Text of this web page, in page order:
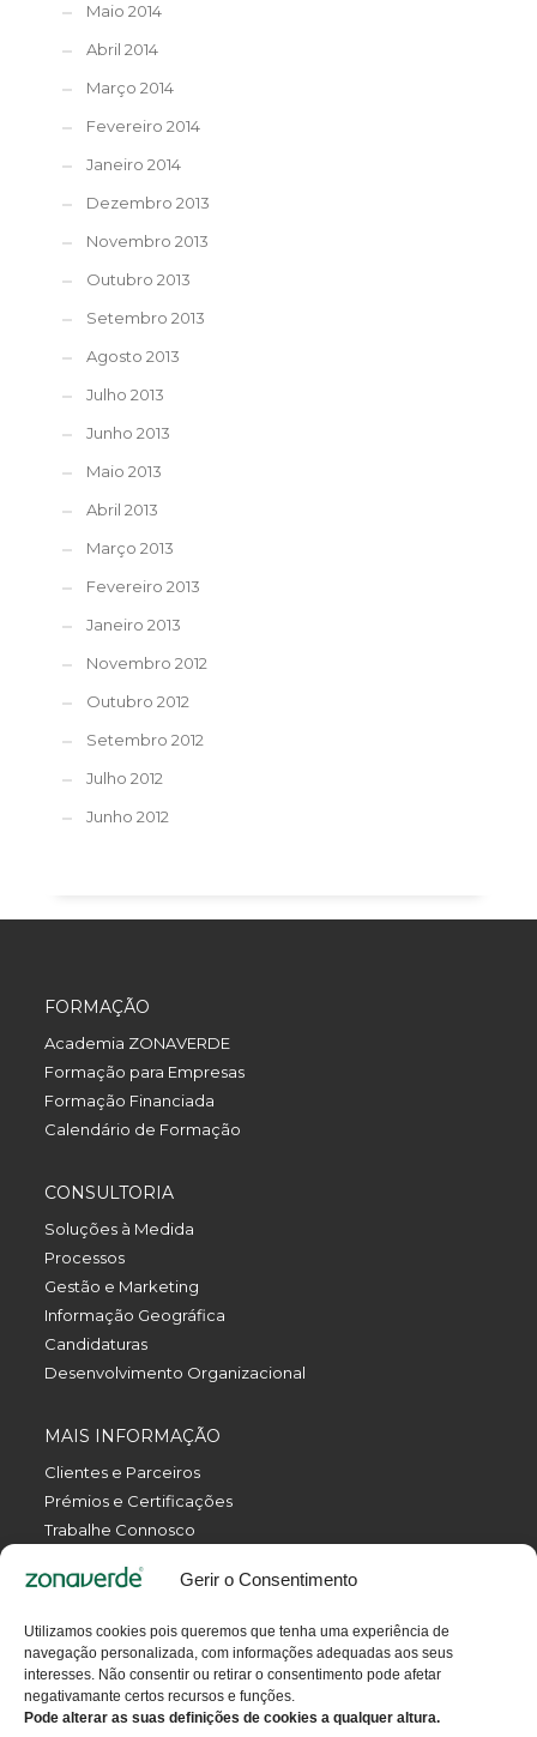
Gerir o Consentimento
Utilizamos cookies pois queremos que tenha uma experiência de
navegação personalizada, com informações adequadas aos seus
interesses. Não consentir ou retirar o consentimento pode afetar
negativamante certos recursos e funções.
Pode alterar as suas definições de cookies a qualquer altura.
Maio 2014
Abril 2014
Março 2014
Fevereiro 2014
Janeiro 2014
Dezembro 2013
Novembro 2013
Outubro 2013
Setembro 2013
Agosto 2013
Julho 2013
Junho 2013
Maio 2013
Abril 2013
Março 2013
Fevereiro 2013
Janeiro 2013
Novembro 2012
Outubro 2012
Setembro 2012
Julho 2012
Junho 2012
FORMAÇÃO
Academia ZONAVERDE
Formação para Empresas
Formação Financiada
Calendário de Formação
CONSULTORIA
Soluções à Medida
Processos
Gestão e Marketing
Informação Geográfica
Candidaturas
Desenvolvimento Organizacional
MAIS INFORMAÇÃO
Clientes e Parceiros
Prémios e Certificações
Trabalhe Connosco
Política da Qualidade
Termos e Condições
Contactos